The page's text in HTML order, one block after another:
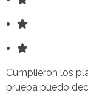
Cumplieron los
prueba puedo